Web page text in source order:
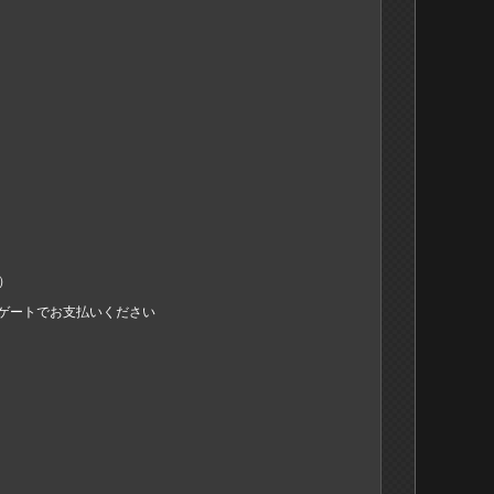
ートでお支払いください